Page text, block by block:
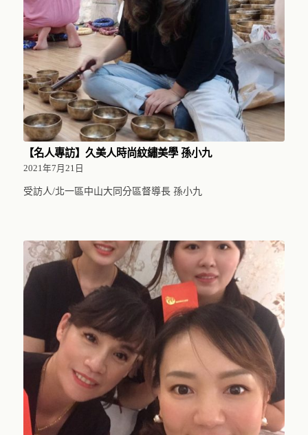
【名人專訪】久美人時尚紋繡美學 孫小九
2021年7月21日
受訪人/北一區中山大同分區督導長 孫小九